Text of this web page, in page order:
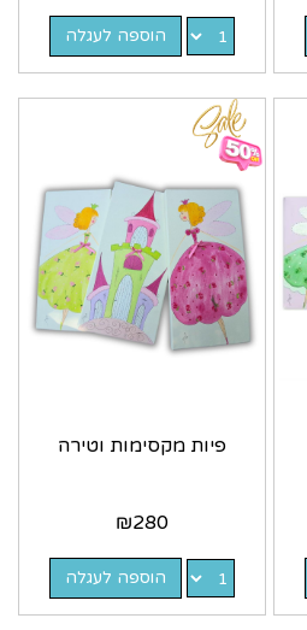
הוספה לעגלה
פיות מקסימות וטירה
₪280
הוספה לעגלה